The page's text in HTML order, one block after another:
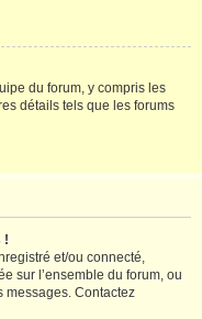
du forum, y compris les
détails tels que les forums
!
et/ou connecté,
sur l’ensemble du forum, ou
messages. Contactez